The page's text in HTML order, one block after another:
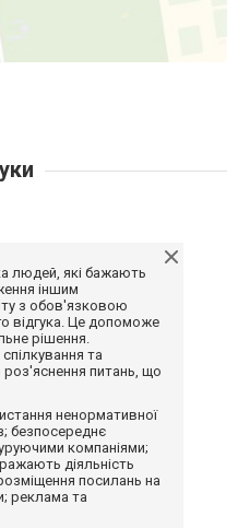
людей, які бажають
іншим
з обов'язковою
відгука. Це допоможе
рішення.
та
питань, що
ненормативної
безпосереднє
компаніями;
діяльність
розміщення посилань на
реклама та